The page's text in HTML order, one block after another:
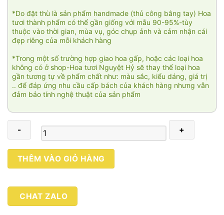
*Do đặt thù là sản phẩm handmade (thủ công bằng tay) Hoa
tươi thành phẩm có thể gần giống với mẫu 90-95%-tùy
thuộc vào thời gian, mùa vụ, góc chụp ảnh và cảm nhận cái
đẹp riêng của mỗi khách hàng
*Trong một số trường hợp giao hoa gấp, hoặc các loại hoa
không có ở shop-Hoa tươi Nguyệt Hỷ sẽ thay thế loại hoa
gần tương tự về phẩm chất như: màu sắc, kiểu dáng, giá trị
.. để đáp ứng nhu cầu cấp bách của khách hàng nhưng vẫn
đảm bảo tính nghệ thuật của sản phẩm
Chiếc
lá
07
THÊM VÀO GIỎ HÀNG
CHAT ZALO